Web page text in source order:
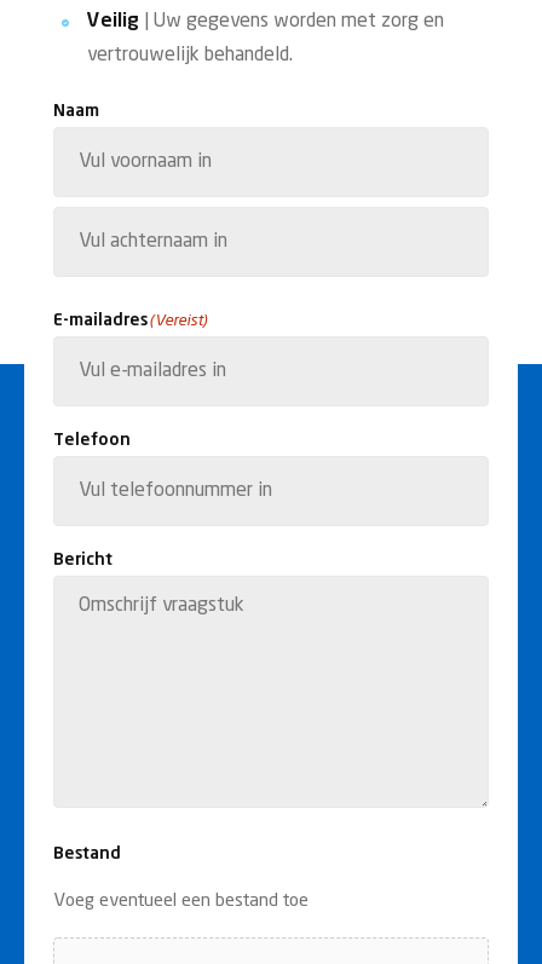
Veilig | Uw gegevens worden met zorg en
vertrouwelijk behandeld.
Naam
E-mailadres(Vereist)
Telefoon
Bericht
Bestand
Voeg eventueel een bestand toe